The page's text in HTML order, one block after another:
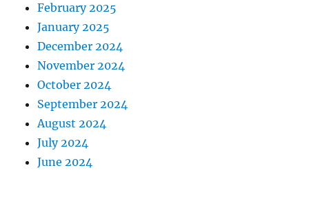
February 2025
January 2025
December 2024
November 2024
October 2024
September 2024
August 2024
July 2024
June 2024